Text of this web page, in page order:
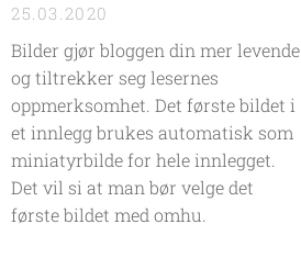
25.03.2020
Bilder gjør bloggen din mer levende
og tiltrekker seg lesernes
oppmerksomhet. Det første bildet i
et innlegg brukes automatisk som
miniatyrbilde for hele innlegget.
Det vil si at man bør velge det
første bildet med omhu.